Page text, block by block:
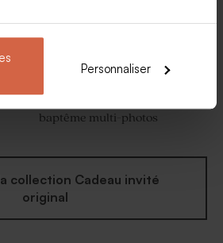
Personnaliser
Jeu de dominos en bois
baptême multi-photos
collection Cadeau invité
original